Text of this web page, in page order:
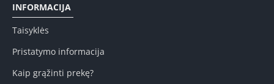
INFORMACIJA
Taisyklės
Pristatymo informacija
Kaip grąžinti prekę?